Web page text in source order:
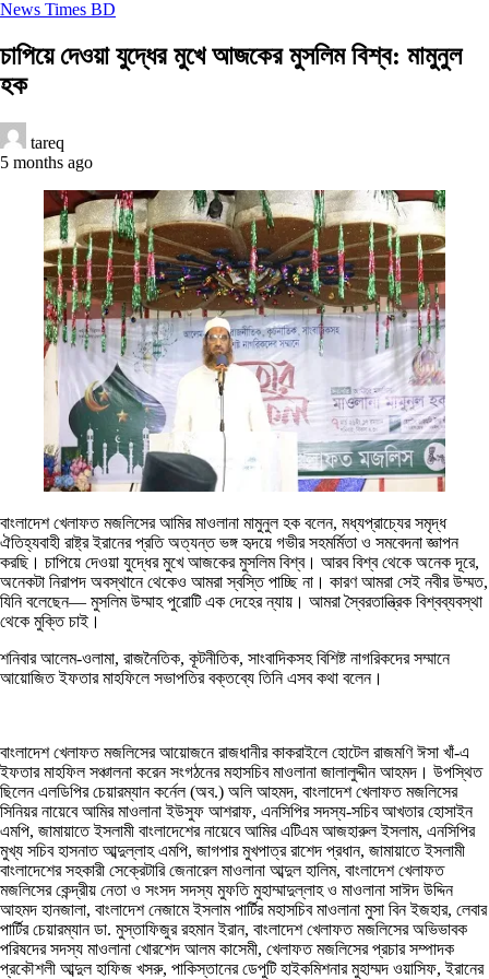
News Times BD
চাপিয়ে দেওয়া যুদ্ধের মুখে আজকের মুসলিম বিশ্ব: মামুনুল
হক
tareq
5 months ago
বাংলাদেশ খেলাফত মজলিসের আমির মাওলানা মামুনুল হক বলেন, মধ্যপ্রাচ্যের সমৃদ্ধ
ঐতিহ্যবাহী রাষ্ট্র ইরানের প্রতি অত্যন্ত ভঙ্গ হৃদয়ে গভীর সহমর্মিতা ও সমবেদনা জ্ঞাপন
করছি। চাপিয়ে দেওয়া যুদ্ধের মুখে আজকের মুসলিম বিশ্ব। আরব বিশ্ব থেকে অনেক দূরে,
অনেকটা নিরাপদ অবস্থানে থেকেও আমরা স্বস্তি পাচ্ছি না। কারণ আমরা সেই নবীর উম্মত,
যিনি বলেছেন— মুসলিম উম্মাহ পুরোটি এক দেহের ন্যায়। আমরা স্বৈরতান্ত্রিক বিশ্বব্যবস্থা
থেকে মুক্তি চাই।
শনিবার আলেম-ওলামা, রাজনৈতিক, কূটনীতিক, সাংবাদিকসহ বিশিষ্ট নাগরিকদের সম্মানে
আয়োজিত ইফতার মাহফিলে সভাপতির বক্তব্যে তিনি এসব কথা বলেন।
বাংলাদেশ খেলাফত মজলিসের আয়োজনে রাজধানীর কাকরাইলে হোটেল রাজমণি ঈসা খাঁ-এ
ইফতার মাহফিল সঞ্চালনা করেন সংগঠনের মহাসচিব মাওলানা জালালুদ্দীন আহমদ। উপস্থিত
ছিলেন এলডিপির চেয়ারম্যান কর্নেল (অব.) অলি আহমদ, বাংলাদেশ খেলাফত মজলিসের
সিনিয়র নায়েবে আমির মাওলানা ইউসুফ আশরাফ, এনসিপির সদস্য-সচিব আখতার হোসাইন
এমপি, জামায়াতে ইসলামী বাংলাদেশের নায়েবে আমির এটিএম আজহারুল ইসলাম, এনসিপির
মুখ্য সচিব হাসনাত আব্দুল্লাহ এমপি, জাগপার মুখপাত্র রাশেদ প্রধান, জামায়াতে ইসলামী
বাংলাদেশের সহকারী সেক্রেটারি জেনারেল মাওলানা আব্দুল হালিম, বাংলাদেশ খেলাফত
মজলিসের কেন্দ্রীয় নেতা ও সংসদ সদস্য মুফতি মুহাম্মাদুল্লাহ ও মাওলানা সাঈদ উদ্দিন
আহমদ হানজালা, বাংলাদেশ নেজামে ইসলাম পার্টির মহাসচিব মাওলানা মুসা বিন ইজহার, লেবার
পার্টির চেয়ারম্যান ডা. মুস্তাফিজুর রহমান ইরান, বাংলাদেশ খেলাফত মজলিসের অভিভাবক
পরিষদের সদস্য মাওলানা খোরশেদ আলম কাসেমী, খেলাফত মজলিসের প্রচার সম্পাদক
প্রকৌশলী আব্দুল হাফিজ খসরু, পাকিস্তানের ডেপুটি হাইকমিশনার মুহাম্মদ ওয়াসিফ, ইরানের